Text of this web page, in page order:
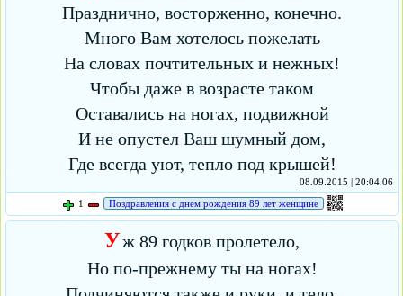
Празднично, восторженно, конечно.
Много Вам хотелось пожелать
На словах почтительных и нежных!
Чтобы даже в возрасте таком
Оставались на ногах, подвижной
И не опустел Ваш шумный дом,
Где всегда уют, тепло под крышей!
08.09.2015 | 20:04:06
1
Поздравления с днем рождения 89 лет женщине
Уж 89 годков пролетело,
Но по-прежнему ты на ногах!